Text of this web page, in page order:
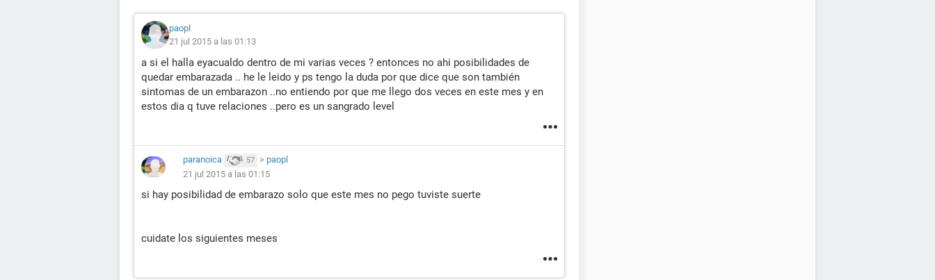
paopl
21 jul 2015 a las 01:13
a si el halla eyacualdo dentro de mi varias veces ? entonces no ahi posibilidades de
quedar embarazada .. he le leido y ps tengo la duda por que dice que son también
sintomas de un embarazon ..no entiendo por que me llego dos veces en este mes y en
estos dia q tuve relaciones ..pero es un sangrado level
paranoica 57 > paopl
21 jul 2015 a las 01:15
si hay posibilidad de embarazo solo que este mes no pego tuviste suerte
cuidate los siguientes meses